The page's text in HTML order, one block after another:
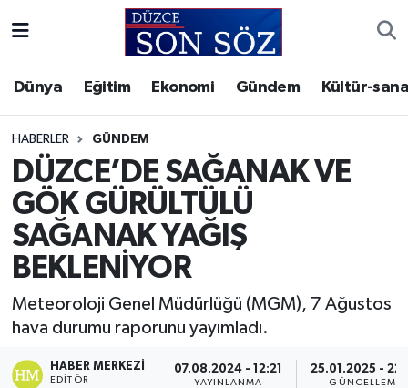
Dünya Eğitim Ekonomi Gündem Kültür-
HABERLER GÜNDEM
DÜZCE’DE SAĞANAK VE
GÖK GÜRÜLTÜLÜ
SAĞANAK YAĞIŞ
BEKLENİYOR
Meteoroloji Genel Müdürlüğü (MGM), 7 Ağustos
hava durumu raporunu yayımladı.
HABER MERKEZI
EDITÖR
07.08.2024 - 12:21
YAYINLANMA
25.01.2025 -
GÜNCELLEME
Gizlilik Sözleşmesi
İletişim
Künye
Video Galeri
Akçakoca Hava Durumu
Akçakoca Trafik Yoğunluk Haritası
Süper Lig Puan Durumu ve Fikstür
Tüm Manşetler
Son Dakika Haberleri